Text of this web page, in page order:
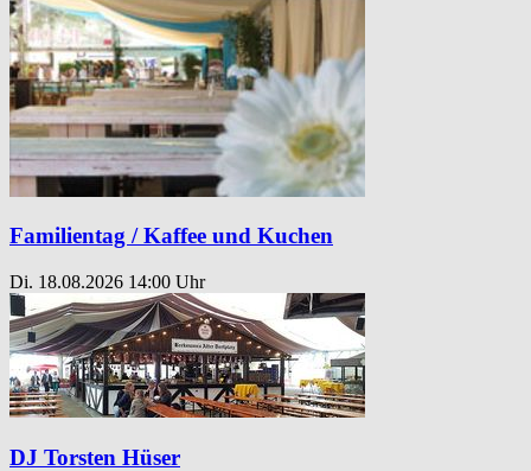
Familientag / Kaffee und Kuchen
Di. 18.08.2026 14:00 Uhr
DJ Torsten Hüser